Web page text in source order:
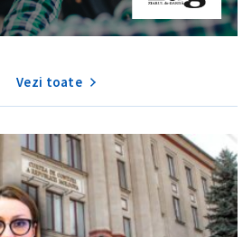
Vezi toate